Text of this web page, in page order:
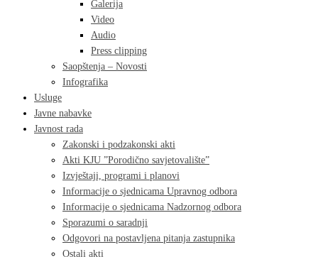
Galerija
Video
Audio
Press clipping
Saopštenja – Novosti
Infografika
Usluge
Javne nabavke
Javnost rada
Zakonski i podzakonski akti
Akti KJU ”Porodično savjetovalište”
Izvještaji, programi i planovi
Informacije o sjednicama Upravnog odbora
Informacije o sjednicama Nadzornog odbora
Sporazumi o saradnji
Odgovori na postavljena pitanja zastupnika
Ostali akti